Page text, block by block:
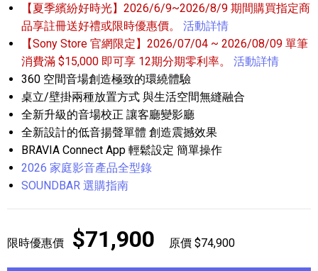
【夏季繽紛好時光】2026/6/9~2026/8/9 期間購買指定商
品享註冊送好禮或限時優惠價。
活動詳情
【Sony Store 官網限定】2026/07/04 ~ 2026/08/09 單筆
消費滿 $15,000 即可享 12期分期零利率。
活動詳情
360 空間音場創造極致的環繞體驗
桌立/壁掛兩種放置方式 與生活空間無縫融合
全新升級的音場校正 讓客廳變影廳
全新設計的低音揚聲單體 創造震撼效果
BRAVIA Connect App 輕鬆設定 簡單操作
2026 家庭影音產品全型錄
SOUNDBAR 選購指南
限時優惠價 $71,900 原價 $74,900